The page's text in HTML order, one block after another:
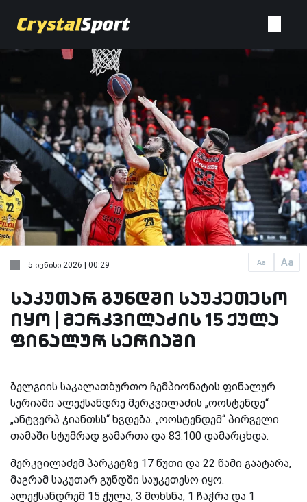
Aa Aa
5 ივნისი 2026 | 00:29
საკუთარ გუნდში საუკეთესო
იყო | მერკვილაძის 15 ქულა
ფინალურ სერიაში
ბელგიის საკალათბურთო ჩემპიონატის ფინალურ
სერიაში ალექსანდრე მერკვილაძის „ოოსტენდე“
„ანტვერპ ჯიანთსს“ ხვდება. „ოოსტენდემ“ პირველი
თამაში სტუმრად გამართა და 83:100 დამარცხდა.
მერკვილაძემ პარკეტზე 17 წუთი და 22 წამი გაატარა,
მაგრამ საკუთარ გუნდში საუკეთესო იყო.
ალექსანდრემ 15 ქულა, 3 მოხსნა, 1 ჩაჭრა და 1